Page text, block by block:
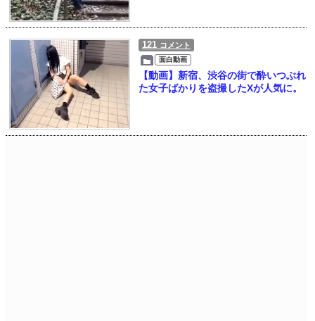
121 コメント
面白動画
【動画】新宿、渋谷の街で酔いつぶれ
た女子ばかりを盗撮したXが人気に。